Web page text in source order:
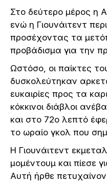
Στο δεύτερο μέρος η
ενώ η Γιουνάιτεντ
προσέχοντας τα
προβάδισμα για την
Ωστόσο, οι παίκτες
δυσκολεύτηκαν
ευκαιρίες προς τα
κόκκινοι διάβλοι
και στο 72ο λεπτό
το ωραίο γκολ που
Η Γιουνάιτεντ
μομέντουμ και πίεσε
Αυτή ήρθε